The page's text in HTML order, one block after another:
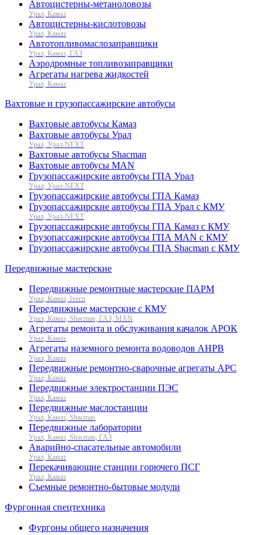
Автоцистерны-метаноловозы
Урал, Камаз
Автоцистерны-кислотовозы
Урал, Камаз
Автотопливомаслозаправщики
Урал, Камаз, ГАЗ
Аэродромные топливозаправщики
Агрегаты нагрева жидкостей
Урал, Камаз
Вахтовые и грузопассажирские автобусы
Вахтовые автобусы Камаз
Вахтовые автобусы Урал
Урал, Урал-NEXT
Вахтовые автобусы Shacman
Вахтовые автобусы MAN
Грузопассажирские автобусы ГПА Урал
Урал, Урал-NEXT
Грузопассажирские автобусы ГПА Камаз
Грузопассажирские автобусы ГПА Урал с КМУ
Урал, Урал-NEXT
Грузопассажирские автобусы ГПА Камаз с КМУ
Грузопассажирские автобусы ГПА MAN с КМУ
Грузопассажирские автобусы ГПА Shacman с КМУ
Передвижные мастерские
Передвижные ремонтные мастерские ПАРМ
Урал, Камаз, Iveco
Передвижные мастерские с КМУ
Урал, Камаз, Shacman, ГАЗ, MAN
Агрегаты ремонта и обслуживания качалок АРОК
Урал, Камаз
Агрегаты наземного ремонта водоводов АНРВ
Урал, Камаз
Передвижные ремонтно-сварочные агрегаты АРС
Урал, Камаз
Передвижные электростанции ПЭС
Урал, Камаз
Передвижные маслостанции
Урал, Камаз, Shacman
Передвижные лаборатории
Урал, Камаз, Shacman, ГАЗ
Аварийно-спасательные автомобили
Урал, Камаз
Перекачивающие станции горючего ПСГ
Урал, Камаз
Съемные ремонтно-бытовые модули
Фургонная спецтехника
Фургоны общего назначения